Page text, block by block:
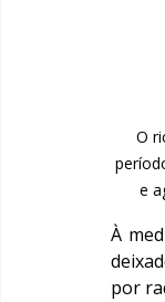
O
e
À
por